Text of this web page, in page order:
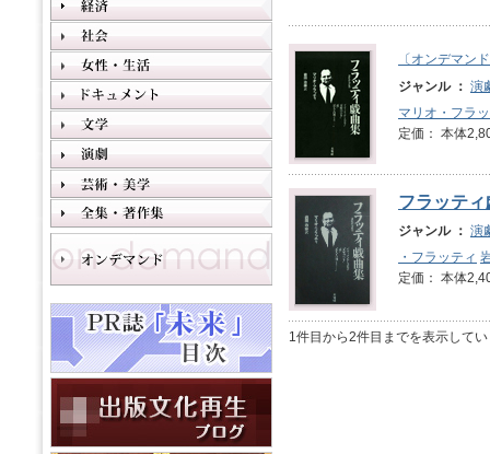
〔オンデマン
ジャンル ： 演
マリオ・フラ
定価： 本体
フラッティ
ジャンル ： 演
・フラッティ
定価： 本体
1件目から2件目までを表示して